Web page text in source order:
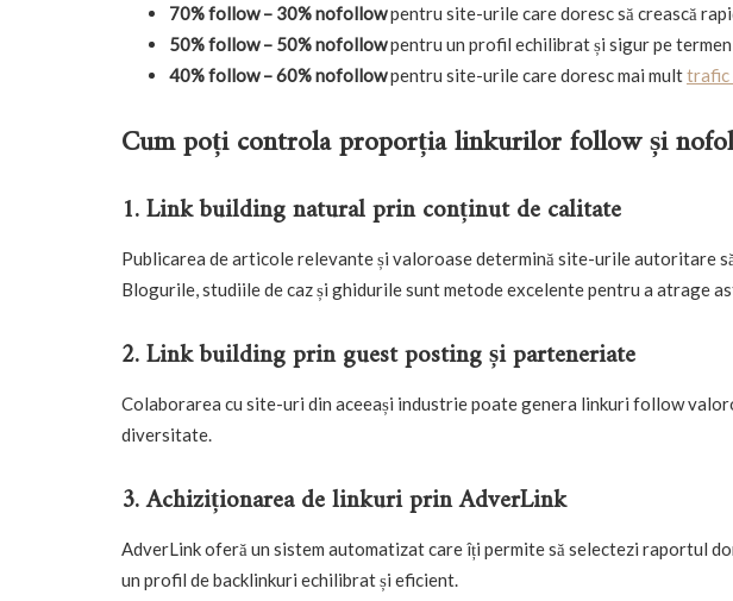
70% follow – 30% nofollowpentru site-urile care doresc să crească
50% follow – 50% nofollowpentru un profil echilibrat și sigur pe
40% follow – 60% nofollowpentru site-urile care doresc mai multtrafic
Cum poți controla proporția linkurilor follow și
1. Link building natural prin conținut de calitate
Publicarea de articole relevante și valoroase determină site-urile autoritare
Blogurile, studiile de caz și ghidurile sunt metode excelente pentru a atrage
2. Link building prin guest posting și parteneriate
Colaborarea cu site-uri din aceeași industrie poate genera linkuri follow
diversitate.
3. Achiziționarea de linkuri prin AdverLink
AdverLink oferă un sistem automatizat care îți permite să selectezi raportul
un profil de backlinkuri echilibrat și eficient.